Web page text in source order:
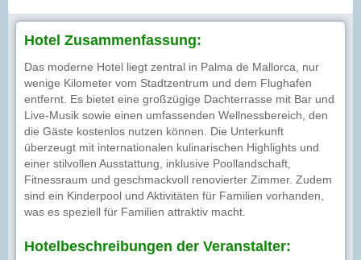
Hotel Zusammenfassung:
Das moderne Hotel liegt zentral in Palma de Mallorca, nur
wenige Kilometer vom Stadtzentrum und dem Flughafen
entfernt. Es bietet eine großzügige Dachterrasse mit Bar und
Live-Musik sowie einen umfassenden Wellnessbereich, den
die Gäste kostenlos nutzen können. Die Unterkunft
überzeugt mit internationalen kulinarischen Highlights und
einer stilvollen Ausstattung, inklusive Poollandschaft,
Fitnessraum und geschmackvoll renovierter Zimmer. Zudem
sind ein Kinderpool und Aktivitäten für Familien vorhanden,
was es speziell für Familien attraktiv macht.
Hotelbeschreibungen der Veranstalter: